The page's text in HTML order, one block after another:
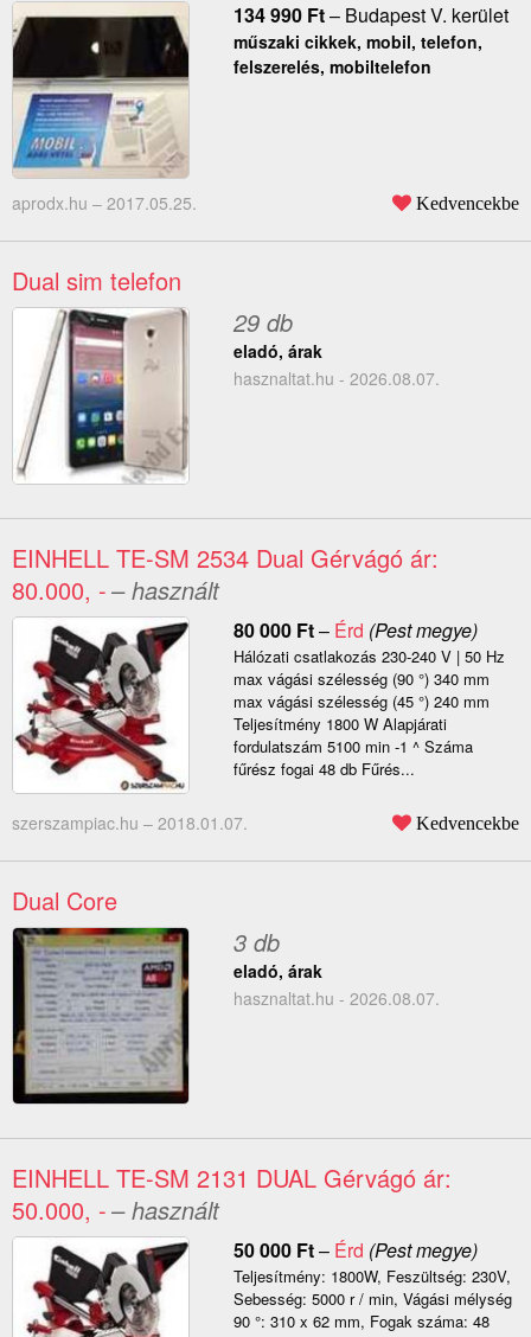
134 990 Ft– Budapest V. kerület
műszaki cikkek, mobil, telefon,
felszerelés, mobiltelefon
aprodx.hu – 2017.05.25. Kedvencekbe
Dual sim telefon
29 db
eladó, árak
hasznaltat.hu - 2026.08.07.
EINHELL TE-SM 2534 Dual Gérvágó ár:
80.000, -– használt
80 000 Ft– Érd (Pest megye)
Hálózati csatlakozás 230-240 V | 50 Hz
max vágási szélesség (90 °) 340 mm
max vágási szélesség (45 °) 240 mm
Teljesítmény 1800 W Alapjárati
fordulatszám 5100 min -1 ^ Száma
fűrész fogai 48 db Fűrés...
szerszampiac.hu – 2018.01.07. Kedvencekbe
Dual Core
3 db
eladó, árak
hasznaltat.hu - 2026.08.07.
EINHELL TE-SM 2131 DUAL Gérvágó ár:
50.000, -– használt
50 000 Ft– Érd (Pest megye)
Teljesítmény: 1800W, Feszültség: 230V,
Sebesség: 5000 r / min, Vágási mélység
90 °: 310 x 62 mm, Fogak száma: 48